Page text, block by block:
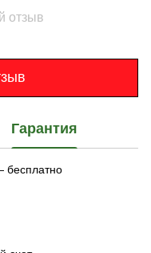
отзыв
Гарантия
бесплатно